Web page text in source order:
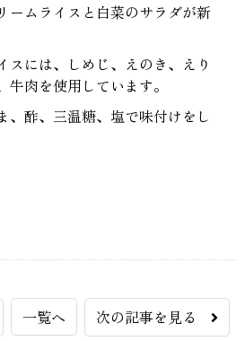
ームライスと白菜のサラダが新
スには、しめじ、えのき、えり
肉を使用しています。
、酢、三温糖、塩で味付けをし
一覧へ 次の記事を見る